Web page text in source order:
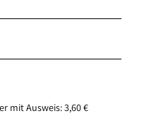
mit Ausweis: 3,60 €